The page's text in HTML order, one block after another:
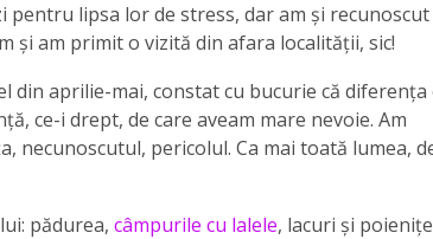
lipsa lor de stress, dar am și recunoscut
și am primit o vizită din afara localității, sic!
din aprilie-mai, constat cu bucurie că diferența
ce-i drept, de care aveam mare nevoie. Am
necunoscutul, pericolul. Ca mai toată lumea,
pădurea, câmpurile cu lalele, lacuri și